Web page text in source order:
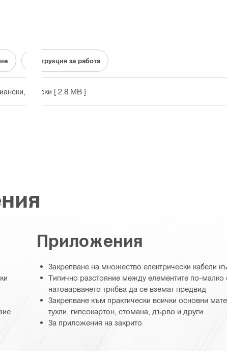
инструкция за работа
полски [ 2.8 MB ]
Приложения
Закрепване на множество електрически кабели
Типично разстояние между елементите по-малко
натоварването трябва да се вземат предвид
Закрепване към практически всички основни
тухли, гипсокартон, стомана, дърво и други
За приложения на закрито